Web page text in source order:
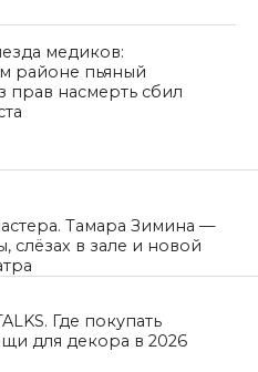
медиков:
районе пьяный
прав насмерть сбил
Тамара Зимина —
слёзах в зале и новой
Где покупать
для декора в 2026